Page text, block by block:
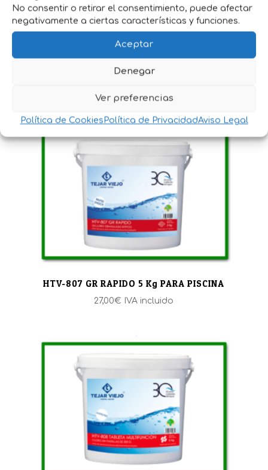
No consentir o retirar el consentimiento, puede afectar
negativamente a ciertas características y funciones.
Aceptar
Denegar
Ver preferencias
Política de Cookies Política de PrivacidadAviso Legal
TRIPLE ACCION 5KG PARA PISCINA
HTV-807 GR RAPIDO 5 Kg PARA PISCINA
27,00€ IVA incluido